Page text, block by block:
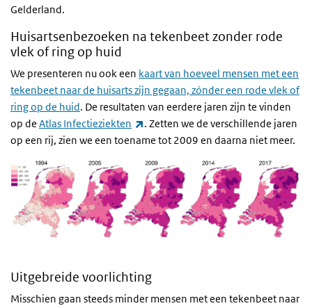
Gelderland.
Huisartsenbezoeken na tekenbeet zonder rode
vlek of ring op huid
We presenteren nu ook een kaart van hoeveel mensen met een
tekenbeet naar de huisarts zijn gegaan, zónder een rode vlek of
ring op de huid. De resultaten van eerdere jaren zijn te vinden
op de Atlas Infectieziekten (externe link)
. Zetten we de verschillende jaren
op een rij, zien we een toename tot 2009 en daarna niet meer.
Uitgebreide voorlichting
Misschien gaan steeds minder mensen met een tekenbeet naar